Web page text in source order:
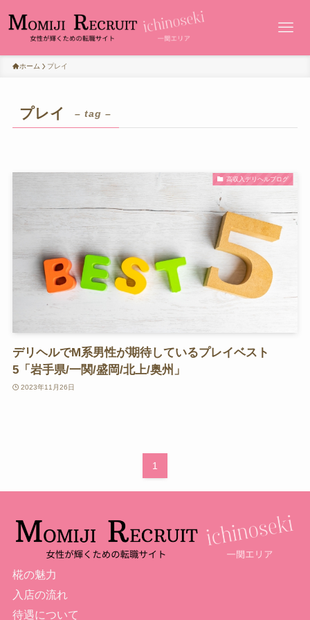
ホーム プレイ
プレイ – tag –
高収入デリヘルブログ
デリヘルでM系男性が期待しているプレイベスト
5「岩手県/一関/盛岡/北上/奥州」
2023年11月26日
1
椛の魅力
入店の流れ
待遇について